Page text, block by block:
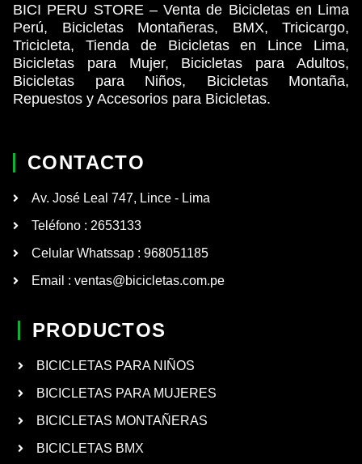
BICI PERU STORE – Venta de Bicicletas en Lima
Perú, Bicicletas Montañeras, BMX, Tricicargo,
Tricicleta, Tienda de Bicicletas en Lince Lima,
Bicicletas para Mujer, Bicicletas para Adultos,
Bicicletas para Niños, Bicicletas Montaña,
Repuestos y Accesorios para Bicicletas.
CONTACTO
Av. José Leal 747, Lince - Lima
Teléfono : 2653133
Celular Whatssap : 968051185
Email : ventas@bicicletas.com.pe
PRODUCTOS
BICICLETAS PARA NIÑOS
BICICLETAS PARA MUJERES
BICICLETAS MONTAÑERAS
BICICLETAS BMX